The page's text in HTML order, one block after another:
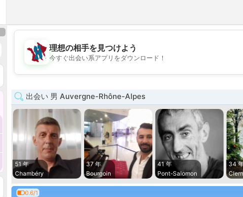
💖
💕
理想の相手を見つけよう
今すぐ出会い系アプリをダウンロード！
出会い 男 Auvergne-Rhône-Alpes
51 年
Chambéry
37 年
Bourgoin
41 年
Pont-Salomon
34
0.6/1